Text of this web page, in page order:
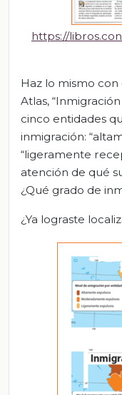
https://
Haz lo mismo
Atlas,
cinco entidades
inmigración:
“ligeramente
atención de qué
¿Qué grado de
¿Ya lograste